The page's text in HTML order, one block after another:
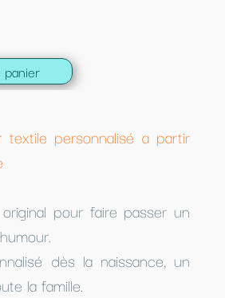
textile personnalisé a partir
pour faire passer un
dès la naissance, un
la famille.